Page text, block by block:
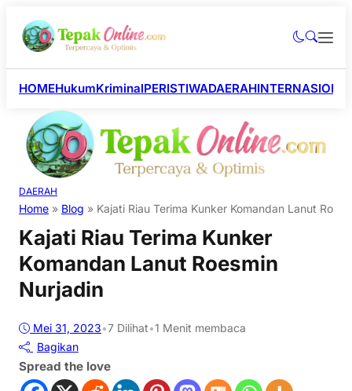
HOMEHukumKriminalPERISTIWADAERAH
DAERAH
Home » Blog » Kajati Riau Terima Kunker Komandan Lanut
Kajati Riau Terima Kunker
Komandan Lanut Roesmin
Nurjadin
Mei 31, 2023•7 Dilihat•1 Menit membaca
Bagikan
Spread the love